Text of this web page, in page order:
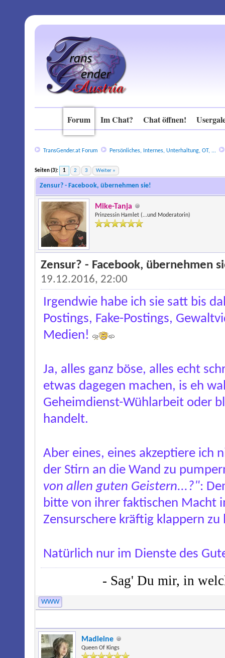
Forum Im Chat? Chat öffnen!
TransGender.at Forum Persönliches, Internes, Unterhaltung, OT, ...
Seiten (3): 1 2 3 Weiter »
Zensur? - Facebook, übernehmen sie!
Mike-Tanja
Prinzessin Hamlet (...und Moderatorin)
Zensur? - Facebook, übernehmen
19.12.2016, 22:00
Irgendwie habe ich sie satt bis
Postings, Fake-Postings,
Medien!
Ja, alles ganz böse, alles echt
etwas dagegen machen, is eh
Geheimdienst-Wühlarbeit oder
handelt.
Aber eines, eines akzeptiere ich
der Stirn an die Wand zu
von allen guten Geistern...?":
bitte von ihrer faktischen Macht
Zensurschere kräftig klappern zu
Natürlich nur im Dienste des
- Sag' Du mir, in
WWW
Madleine
Queen Of Kings